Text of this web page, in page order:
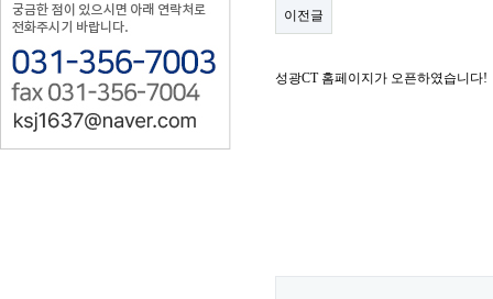
이전글
성광CT 홈페이지가 오픈하였습니다!